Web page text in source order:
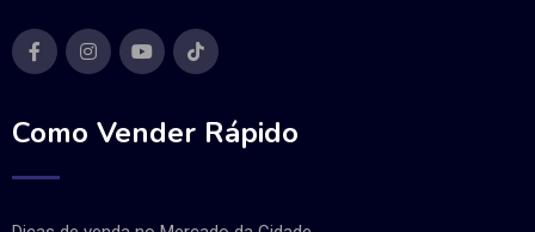
Como Vender Rápido